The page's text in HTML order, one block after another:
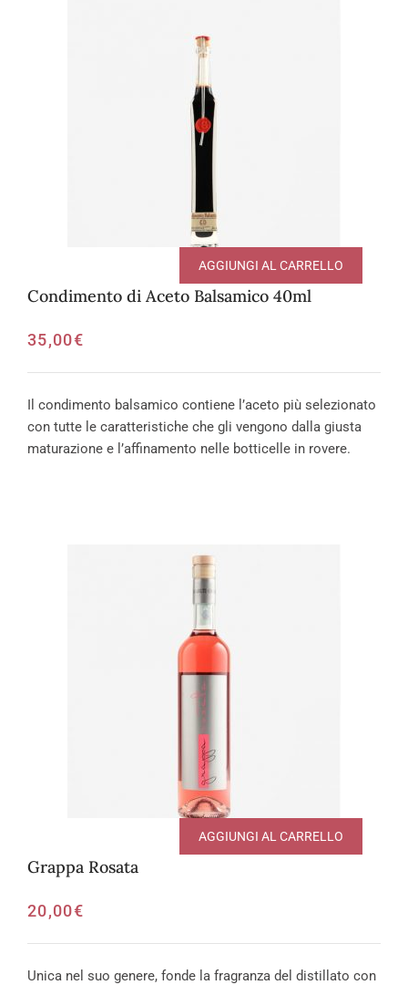
Condimento di Aceto Balsamico 40ml
35,00€
AGGIUNGI AL CARRELLO
Il condimento balsamico contiene l’aceto più selezionato
con tutte le caratteristiche che gli vengono dalla giusta
maturazione e l’affinamento nelle botticelle in rovere.
Grappa Rosata
20,00€
AGGIUNGI AL CARRELLO
Unica nel suo genere, fonde la fragranza del distillato con